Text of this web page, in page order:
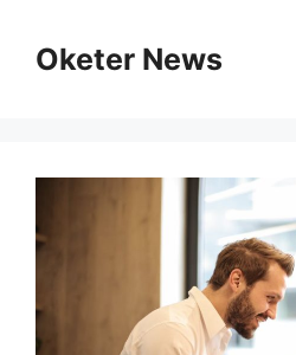
contentOketer News